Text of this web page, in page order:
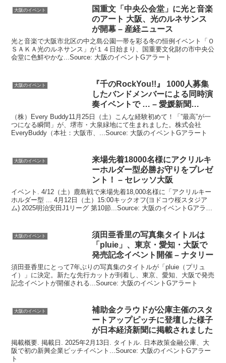
大阪のイベント
国重文「中央公会堂」に光と音楽
のアート 大阪、光のルネサンス
が開幕 – 産経ニュース
光と音楽で大阪市北区の中之島公園一帯を彩る冬の恒例イベント「Ｏ
ＳＡＫＡ光のルネサンス」が１４日始まり、国重要文化財の市中央公
会堂に色鮮やかな...Source: 大阪のイベントGアラート
大阪のイベント
『千のRockYou!!』 1000人募集
したバンドメンバーによる同時演
奏イベントで … – 愛媛新聞
ONLINE
（株）Every Buddy11月25日（土）こんな経験初めて！「”最高”が一
つになる瞬間」が、堺市・大泉緑地にて生まれました。株式会社
EveryBuddy（本社：大阪市、...Source: 大阪のイベントGアラート
大阪のイベント
来場先着18000名様にアクリルキ
ーホルダー型必勝お守りをプレゼ
ント！ – セレッソ大阪
イベント. 4/12（土）鹿島戦で来場先着18,000名様に「アクリルキー
ホルダー型 ... 4月12日（土）15:00キックオフ(ヨドコウ桜スタジア
ム) 2025明治安田J1リーグ 第10節...Source: 大阪のイベントGアラー
大阪のイベント
須田亜香里の写真集タイトルは
「pluie」、東京・愛知・ 大阪で
発売記念イベント 開催 – ナタリー
須田亜香里にとって7年ぶりの写真集のタイトルが「pluie（プリュ
イ）」に決定。新たな先行カットが到着し、東京、愛知、大阪で発売
記念イベントが開催される...Source: 大阪のイベントGアラート
大阪のイベント
補助金クラウドが公庫主催のスタ
ートアップピッチに登壇した様子
が日本経済新聞に掲載されました
掲載概要. 掲載日. 2025年2月13日. タイトル. 日本政策金融公庫、大
阪で初の新興企業ピッチイベント...Source: 大阪のイベントGアラー
ト